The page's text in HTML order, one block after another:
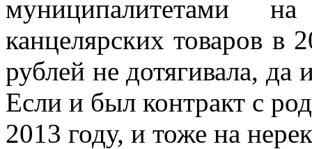
муниципалитетами
канцелярских товаров в
рублей не дотягивала,
Если и был контракт с
2013 году, и тоже на